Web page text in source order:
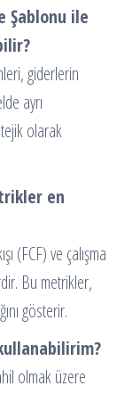
Şablonu ile
giderlerin
ayrı
olarak
en
(FCF) ve çalışma
Bu metrikler,
gösterir.
olmak üzere